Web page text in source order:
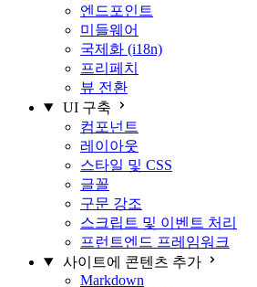
엔드포인트
미들웨어
국제화 (i18n)
프리페치
뷰 전환
UI 구축
컴포넌트
레이아웃
스타일 및 CSS
글꼴
구문 강조
스크립트 및 이벤트 처리
프런트엔드 프레임워크
사이트에 콘텐츠 추가
Markdown